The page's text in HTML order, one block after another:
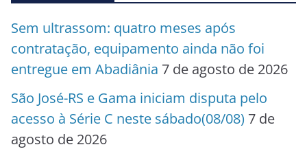
Sem ultrassom: quatro meses após
contratação, equipamento ainda não foi
entregue em Abadiânia 7 de agosto de 2026
São José-RS e Gama iniciam disputa pelo
acesso à Série C neste sábado(08/08) 7 de
agosto de 2026